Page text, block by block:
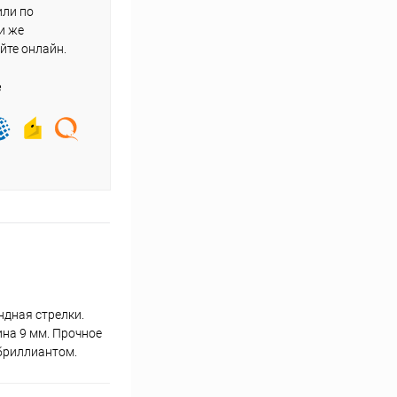
по
же
онлайн.
стрелки.
9 мм. Прочное